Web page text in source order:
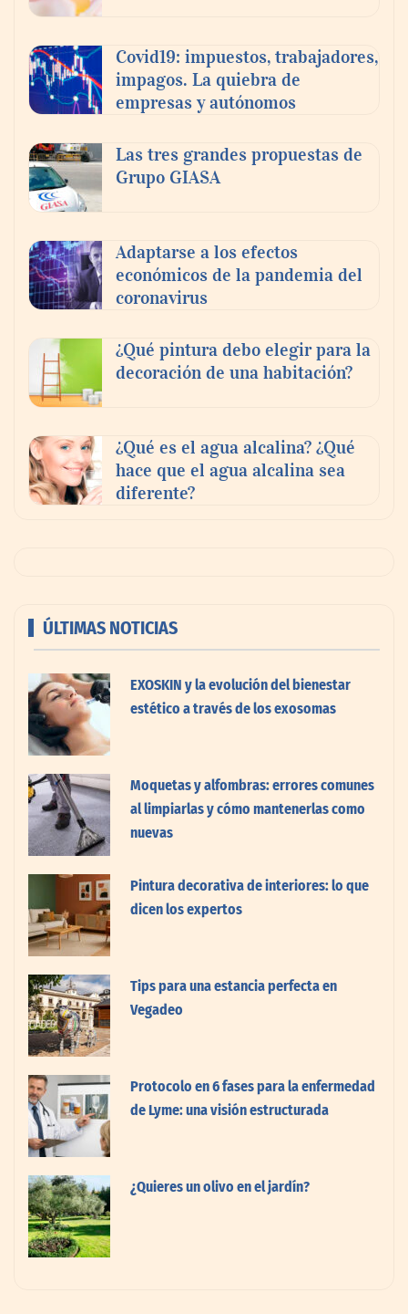
Covid19: impuestos, trabajadores,
impagos. La quiebra de
empresas y autónomos
Las tres grandes propuestas de
Grupo GIASA
Adaptarse a los efectos
económicos de la pandemia del
coronavirus
¿Qué pintura debo elegir para la
decoración de una habitación?
¿Qué es el agua alcalina? ¿Qué
hace que el agua alcalina sea
diferente?
ÚLTIMAS NOTICIAS
EXOSKIN y la evolución del bienestar
estético a través de los exosomas
Moquetas y alfombras: errores comunes
al limpiarlas y cómo mantenerlas como
nuevas
Pintura decorativa de interiores: lo que
dicen los expertos
Tips para una estancia perfecta en
Vegadeo
Protocolo en 6 fases para la enfermedad
de Lyme: una visión estructurada
¿Quieres un olivo en el jardín?